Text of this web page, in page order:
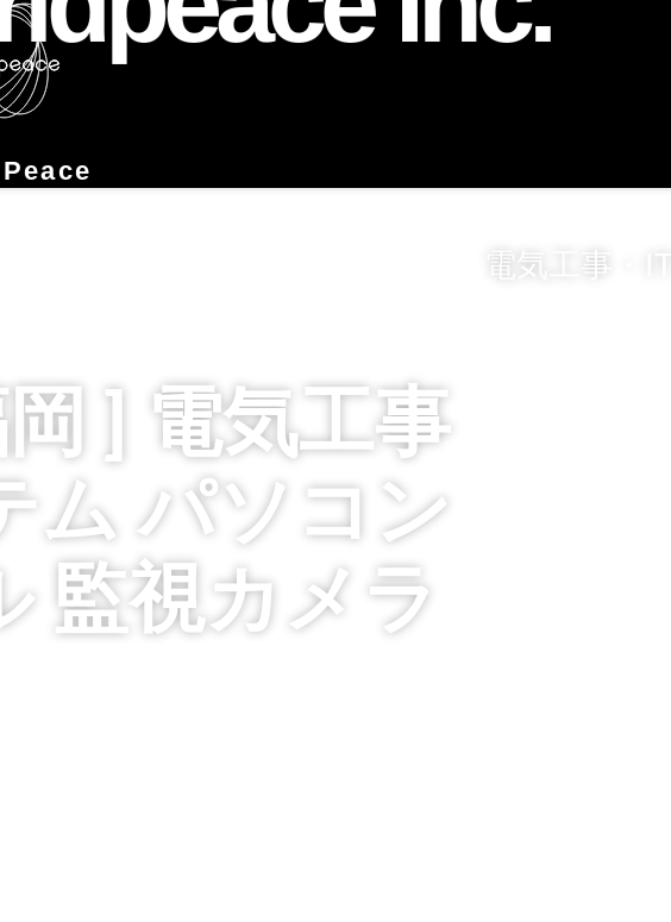
岡 ] 電気工事
ム パソコン
監視カメラ
電気工事・